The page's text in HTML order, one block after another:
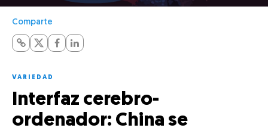
Comparte
VARIEDAD
Interfaz cerebro-
ordenador: China se